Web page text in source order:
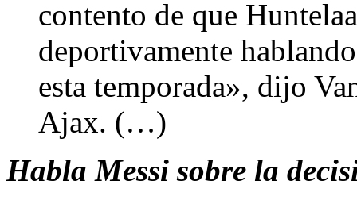
contento de que
deportivamente
esta temporada», dijo
Ajax. (…)
Habla Messi sobre la